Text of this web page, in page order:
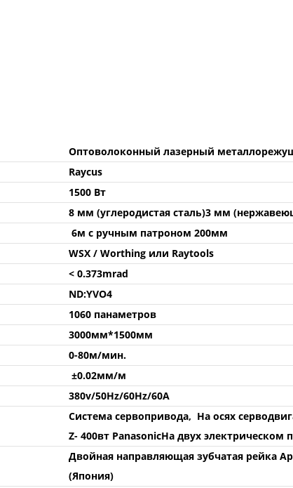
Оптоволоконный лазерный
Raycus
1500 Вт
8 мм (углеродистая сталь)3 мм
6м с ручным патроном 200мм
WSX / Worthing или Raytools
< 0.373mrad
ND:YVO4
1060 панаметров
3000мм*1500мм
0-80м/мин.
±0.02мм/м
380v/50Hz/60Hz/60A
Система сервопривода, На осях
Z- 400вт PanasonicНа двух электрическом
Двойная направляющая зубчатая рейка
(Япония)